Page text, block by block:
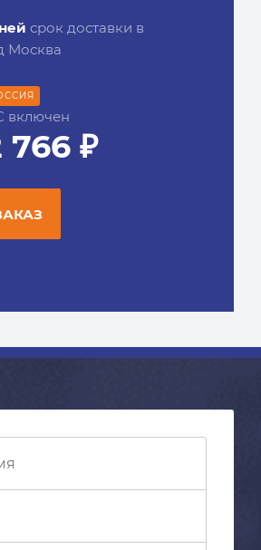
срок доставки в
Москва
включен
766 ₽